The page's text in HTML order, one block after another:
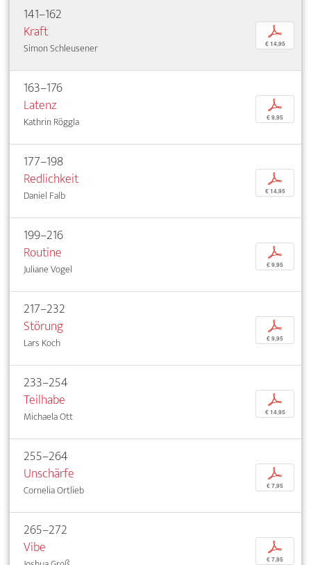
141–162
Kraft
Simon Schleusener
p
€ 14,95
163–176
Latenz
Kathrin Röggla
p
€ 9,95
177–198
Redlichkeit
Daniel Falb
p
€ 14,95
199–216
Routine
Juliane Vogel
p
€ 9,95
217–232
Störung
Lars Koch
p
€ 9,95
233–254
Teilhabe
Michaela Ott
p
€ 14,95
255–264
Unschärfe
Cornelia Ortlieb
p
€ 7,95
265–272
Vibe
p
€ 7,95